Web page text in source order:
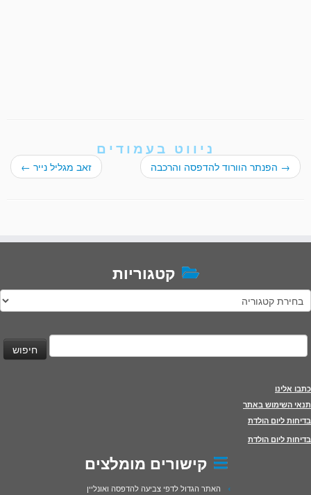
ניווט בעמודים
→ הפנתר הוורוד להדפסה והרכבה זאב מגליל נייר ←
קטגוריות
קטגוריות
חיפוש:
כתבו אלינו
תנאי השימוש באתר
בדיחות ליום הולדת
בדיחות ליום הולדת
קישורים מומלצים
האתר הגדול לדפי צביעה להדפסה ואונליין